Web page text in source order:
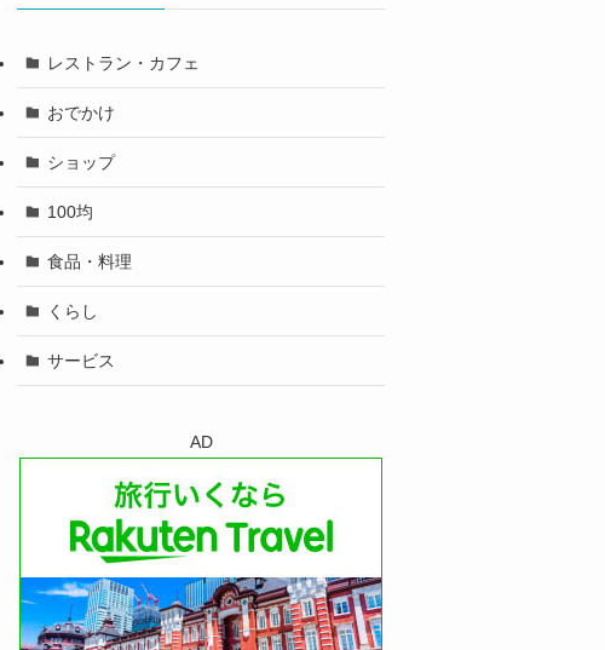
レストラン・カフェ
おでかけ
ショップ
100均
食品・料理
くらし
サービス
AD